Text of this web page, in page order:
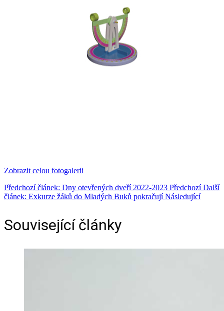
Zobrazit celou fotogalerii
Předchozí článek: Dny otevřených dveří 2022-2023 Předchozí Další
článek: Exkurze žáků do Mladých Buků pokračujíNásledující
Související články